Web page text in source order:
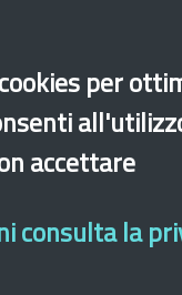
per
accettare
consulta la